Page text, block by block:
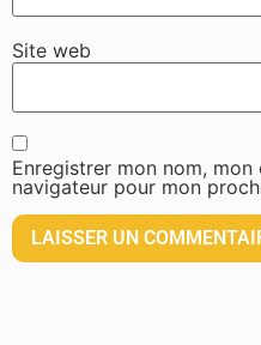
Site web
Enregistrer mon nom,
navigateur pour mon